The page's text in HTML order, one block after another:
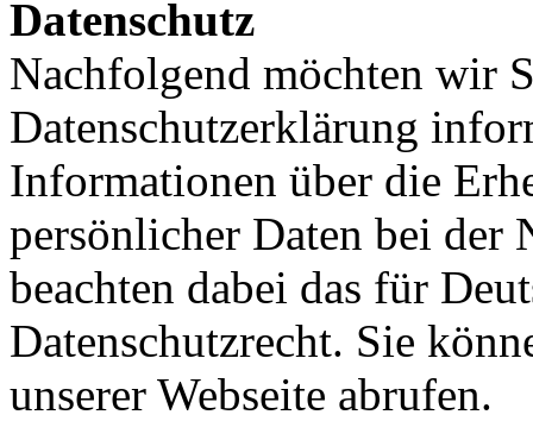
Datenschutz
Nachfolgend möchten wir
Datenschutzerklärung
Informationen über die
persönlicher Daten bei der
beachten dabei das für
Datenschutzrecht. Sie
unserer Webseite abrufen.